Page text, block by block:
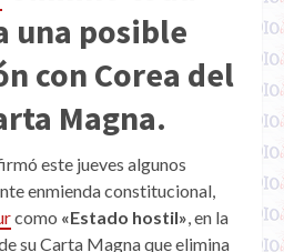
una posible
con Corea del
Magna.
este jueves algunos
enmienda constitucional,
como «Estado hostil», en la
su Carta Magna que elimina